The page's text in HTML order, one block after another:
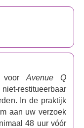
Jason Moore
hun krachten om
en innemende
ondeugend en
liedjes en
volwassen
schattige poppen.
deze ondeugende,
De voorstelling
voorAvenue Q
restitueerbaar
In de praktijk
aan uw verzoek
48 uur vóór